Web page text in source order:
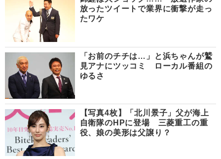
放ったツイートで業界に衝撃が走っ
たワケ
「お前のチチは…」と浜ちゃんが鷲
見アナにツッコミ ローカル番組の
ゆるさ
【写真4枚】「北川景子」父が海上
自衛隊のHPに登場 三菱重工の重
役、娘の美形は父譲り？